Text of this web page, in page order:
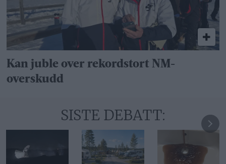
Kan juble over rekordstort NM-
overskudd
SISTE DEBATT: